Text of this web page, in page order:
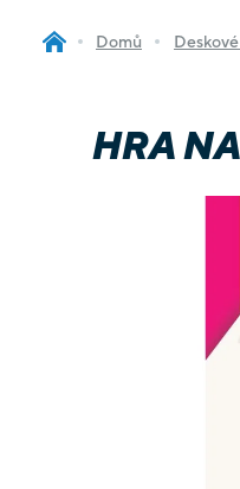
Domů
HRA